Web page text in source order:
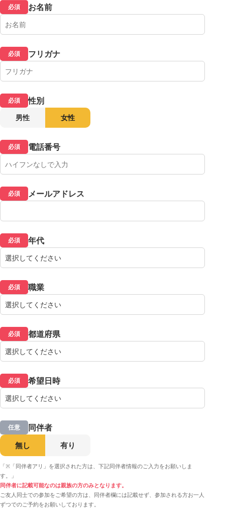
必須 お名前
必須 フリガナ
必須 性別
男性 女性
必須 電話番号
必須 メールアドレス
必須 年代
必須 職業
必須 都道府県
必須 希望日時
任意 同伴者
無し 有り
「※「同伴者アリ」を選択された方は、下記同伴者情報のご入力をお願いしま
す。」
同伴者に記載可能なのは親族の方のみとなります。
ご友人同士での参加をご希望の方は、同伴者欄には記載せず、参加される方お一人
ずつでのご予約をお願いしております。